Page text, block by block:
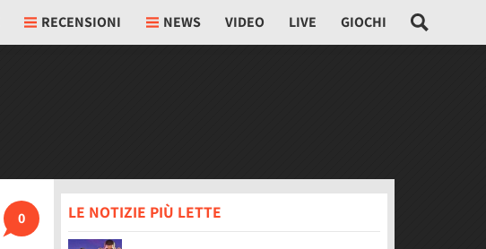
RECENSIONI NEWS VIDEO LIVE GIOCHI
0 LE NOTIZIE PIÙ LETTE